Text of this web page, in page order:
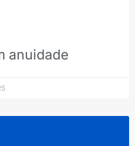
anuidade